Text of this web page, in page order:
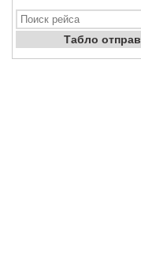
Табло отправ